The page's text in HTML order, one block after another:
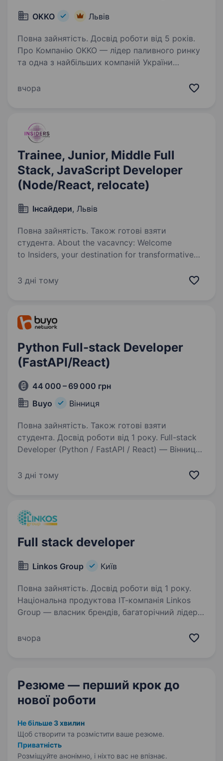
OKKO Львів
Повна зайнятість. Досвід роботи від 5 років.
Про Компанію OKKO — лідер паливного ринку
та одна з найбільших компаній України
що включає мережу АЗК, роздріб, B2B-
вчора
Trainee, Junior, Middle Full
Stack, JavaScript Developer
(Node/React, relocate)
Інсайдери, Львів
Повна зайнятість. Також готові взяти
студента. About the vacavncy: Welcome
to Insiders, your destination for transformative
in Ukraine, we transcend traditional expectations.
3 дні тому
Python Full-stack Developer
(FastAPI/React)
44 000 – 69 000 грн
Buyo
Вінниця
Повна зайнятість. Також готові взяти
студента. Досвід роботи від 1 року. Full-stack
Developer (Python / FastAPI / React) — Вінниця,
шукаємо сильного Full-stack Developer, який
3 дні тому
Full stack developer
Linkos Group Київ
Повна зайнятість. Досвід роботи від 1 року.
Національна продуктова ІТ-компанія Linkos
Group — власник брендів, багаторічний лідер
програмних продуктів для бухгалтерів та
вчора
Резюме — перший крок до
нової роботи
Не більше 3 хвилин
Щоб створити та розмістити ваше резюме.
Приватність
Розміщуйте анонімно, і ніхто вас не впізнає.